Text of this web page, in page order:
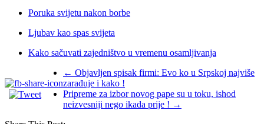
Poruka svijetu nakon borbe
Ljubav kao spas svijeta
Kako sačuvati zajedništvo u vremenu osamljivanja
← Objavljen spisak firmi: Evo ko u Srpskoj najviše
zarađuje i kako !
Pripreme za izbor novog pape su u toku, ishod
neizvesniji nego ikada prije ! →